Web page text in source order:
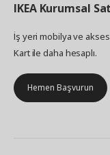
IKEA Kurumsal
İş yeri mobilya ve
Kart ile daha hesaplı.
Hemen Başvurun